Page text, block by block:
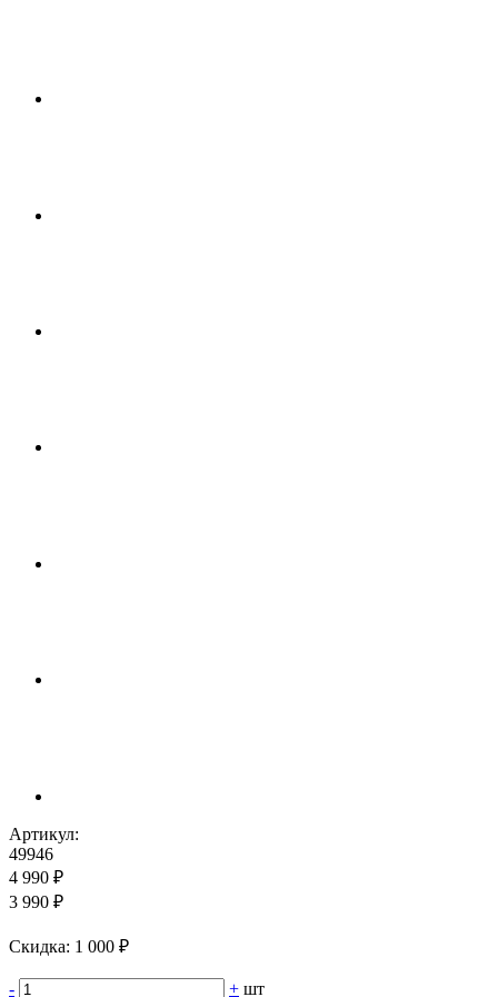
Артикул:
49946
4 990 ₽
3 990 ₽
Cкидка: 1 000 ₽
- + шт